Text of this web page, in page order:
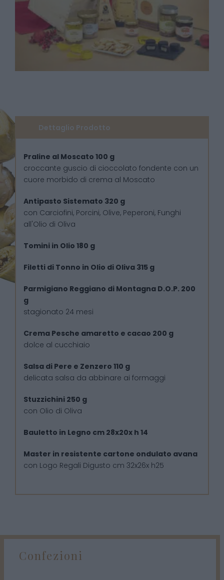
Dettaglio Prodotto
Praline al Moscato 100 g
croccante guscio di cioccolato fondente con un
cuore morbido di crema al Moscato
Antipasto Sistemato 320 g
con Carciofini, Porcini, Olive, Peperoni, Funghi
all'Olio di Oliva
Tomini in Olio 180 g
Filetti di Tonno in Olio di Oliva 315 g
Parmigiano Reggiano di Montagna D.O.P. 200
g
stagionato 24 mesi
Crema Pesche amaretto e cacao 200 g
dolce al cucchiaio
Salsa di Pere e Zenzero 110 g
delicata salsa da abbinare ai formaggi
Stuzzichini 250 g
con Olio di Oliva
Bauletto in Legno cm 28x20x h 14
Master in resistente cartone ondulato avana
con Logo Regali Digusto cm 32x26x h25
Confezioni